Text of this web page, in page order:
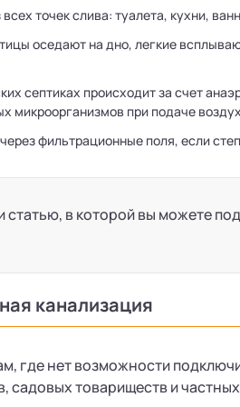
точек слива: туалета, кухни,
оседают на дно, легкие
септиках происходит за счет
микроорганизмов при подаче
фильтрационные поля, если
в которой вы можете
канализация
где нет возможности
садовых товариществ и